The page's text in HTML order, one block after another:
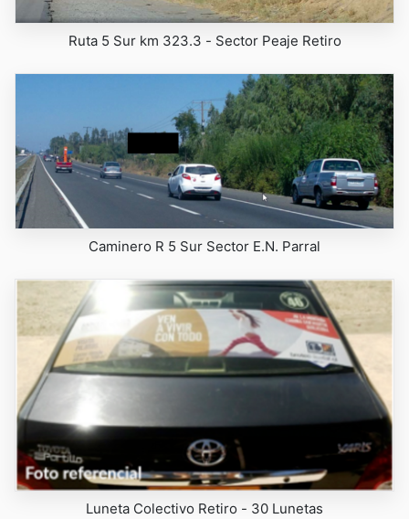
Ruta 5 Sur km 323.3 - Sector Peaje Retiro
Caminero R 5 Sur Sector E.N. Parral
Luneta Colectivo Retiro - 30 Lunetas